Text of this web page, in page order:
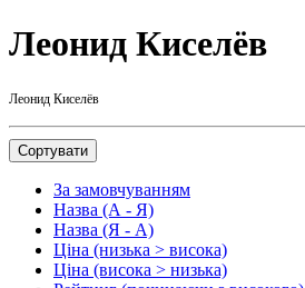
Леонид Киселёв
Леонид Киселёв
Сортувати
За замовчуванням
Назва (А - Я)
Назва (Я - А)
Ціна (низька > висока)
Ціна (висока > низька)